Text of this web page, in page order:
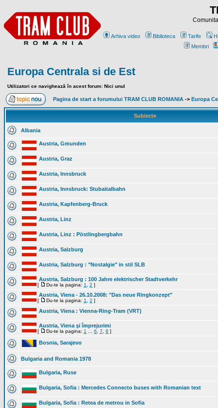
Arhiva video Biblioteca Tarife
Membri
Europa Centrala si de Est
Utilizatori ce navighează în acest forum: Nici unul
Pagina de start a forumului TRAM CLUB ROMANIA -> Europa
Subiecte
Albania
Austria, Gmunden
Austria, Graz
Austria, Innsbruck
Austria, Innsbruck: Stubaitalbahn
Austria, Kapfenberg-Bruck
Austria, Linz
Austria, Linz : Pöstlingbergbahn
Austria, Salzburg
Austria, Salzburg : "Nostalgie" in stil SLB
Austria, Salzburg : 100 Jahre elektrischer Stadtverkehr
[ Du-te la pagina: 1 2 ]
Austria, Viena - 26.10.2008: "Das neue Ringkonzept"
[ Du-te la pagina: 1 2 ]
Austria, Viena : Vienna-Ring-Tram (VRT)
Austria, Viena şi împrejurimi
[ Du-te la pagina: 1 6 7 8 ]
Bosnia, Sarajevo
Bulgaria and Romania 1978
Bulgaria, Ruse
Bulgaria, Sofia : Mercedes Connecto buses with Romanian text
Bulgaria, Sofia : Retea de metrou in Sofia